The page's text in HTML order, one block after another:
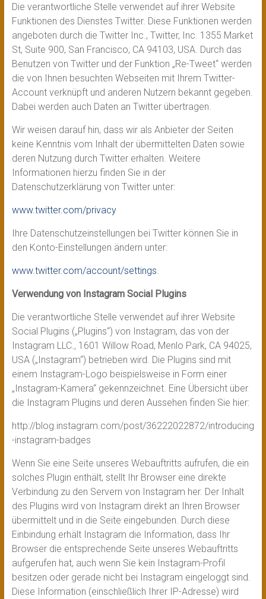
Die verantwortliche Stelle verwendet auf ihrer Website
Funktionen des Dienstes Twitter. Diese Funktionen werden
angeboten durch die Twitter Inc., Twitter, Inc. 1355 Market
St, Suite 900, San Francisco, CA 94103, USA. Durch das
Benutzen von Twitter und der Funktion „Re-Tweet“ werden
die von Ihnen besuchten Webseiten mit Ihrem Twitter-
Account verknüpft und anderen Nutzern bekannt gegeben.
Dabei werden auch Daten an Twitter übertragen.
Wir weisen darauf hin, dass wir als Anbieter der Seiten
keine Kenntnis vom Inhalt der übermittelten Daten sowie
deren Nutzung durch Twitter erhalten. Weitere
Informationen hierzu finden Sie in der
Datenschutzerklärung von Twitter unter:
www.twitter.com/privacy
Ihre Datenschutzeinstellungen bei Twitter können Sie in
den Konto-Einstellungen ändern unter:
www.twitter.com/account/settings
Verwendung von Instagram Social Plugins
Die verantwortliche Stelle verwendet auf ihrer Website
Social Plugins („Plugins“) von Instagram, das von der
Instagram LLC., 1601 Willow Road, Menlo Park, CA 94025,
USA („Instagram“) betrieben wird. Die Plugins sind mit
einem Instagram-Logo beispielsweise in Form einer
„Instagram-Kamera“ gekennzeichnet. Eine Übersicht über
die Instagram Plugins und deren Aussehen finden Sie hier:
http://blog.instagram.com/post/36222022872/introducing
-instagram-badges
Wenn Sie eine Seite unseres Webauftritts aufrufen, die ein
solches Plugin enthält, stellt Ihr Browser eine direkte
Verbindung zu den Servern von Instagram her. Der Inhalt
des Plugins wird von Instagram direkt an Ihren Browser
übermittelt und in die Seite eingebunden. Durch diese
Einbindung erhält Instagram die Information, dass Ihr
Browser die entsprechende Seite unseres Webauftritts
aufgerufen hat, auch wenn Sie kein Instagram-Profil
besitzen oder gerade nicht bei Instagram eingeloggt sind.
Diese Information (einschließlich Ihrer IP-Adresse) wird